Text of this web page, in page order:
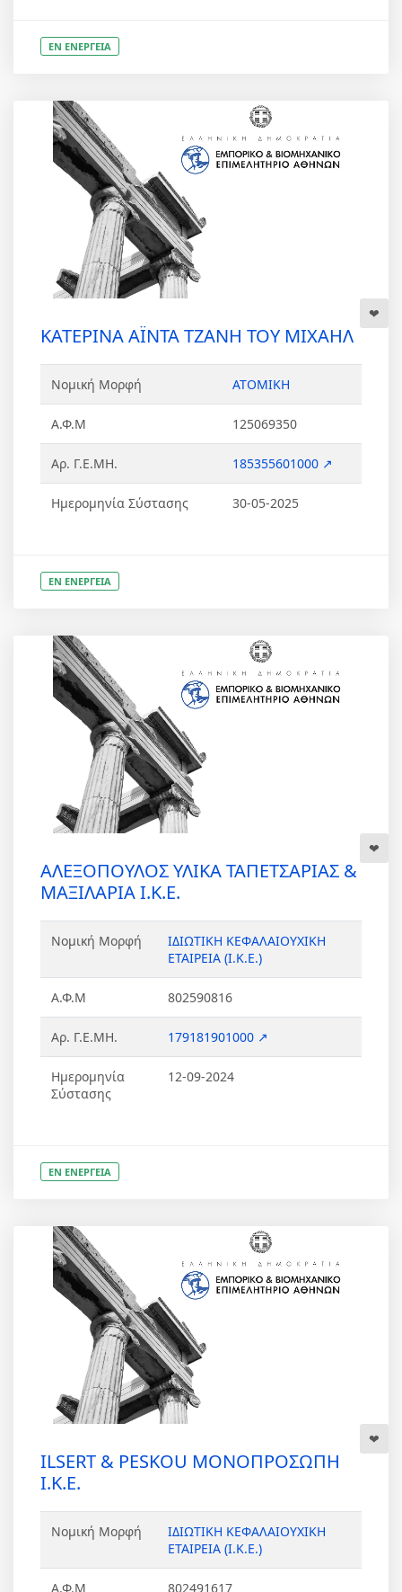
ΕΝ ΕΝΕΡΓΕΙΑ
ΚΑΤΕΡΙΝΑ ΑΪΝΤΑ ΤΖΑΝΗ ΤΟΥ ΜΙΧΑΗΛ
Νομική Μορφή ΑΤΟΜΙΚΗ
Α.Φ.Μ 125069350
Αρ. Γ.Ε.ΜΗ. 185355601000 ↗
Ημερομηνία Σύστασης 30-05-2025
ΕΝ ΕΝΕΡΓΕΙΑ
ΑΛΕΞΟΠΟΥΛΟΣ ΥΛΙΚΑ ΤΑΠΕΤΣΑΡΙΑΣ &
ΜΑΞΙΛΑΡΙΑ Ι.Κ.Ε.
Νομική Μορφή
ΙΔΙΩΤΙΚΗ ΚΕΦΑΛΑΙΟΥΧΙΚΗ
ΕΤΑΙΡΕΙΑ (Ι.Κ.Ε.)
Α.Φ.Μ 802590816
Αρ. Γ.Ε.ΜΗ. 179181901000 ↗
Ημερομηνία
Σύστασης
12-09-2024
ΕΝ ΕΝΕΡΓΕΙΑ
ILSERT & PESKOU ΜΟΝΟΠΡΟΣΩΠΗ
Ι.Κ.Ε.
Νομική Μορφή
ΙΔΙΩΤΙΚΗ ΚΕΦΑΛΑΙΟΥΧΙΚΗ
ΕΤΑΙΡΕΙΑ (Ι.Κ.Ε.)
Α.Φ.Μ 802491617